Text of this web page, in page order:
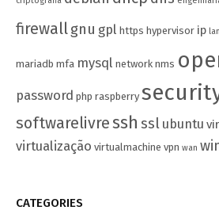
firewallgnu gpl https hypervisor ip lan
mariadb mfa mysql network nms
password php raspberry
softwarelivressh ssl ubuntu
virtualização virtualmachine vpn wan
CATEGORIES